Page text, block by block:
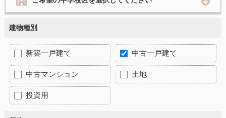
建物種別
新築一戸建て 中古一戸建て
中古マンション 土地
投資用